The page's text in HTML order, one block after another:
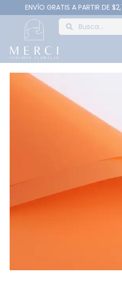
ENVÍO GRATIS A PARTIR DE